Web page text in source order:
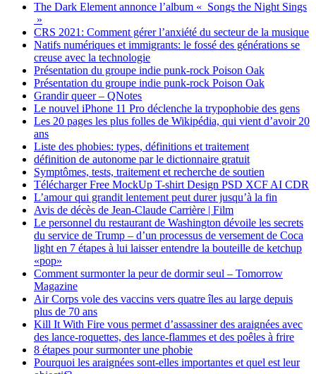
The Dark Element annonce l’album « Songs the Night Sings
»
CRS 2021: Comment gérer l’anxiété du secteur de la musique
Natifs numériques et immigrants: le fossé des générations se
creuse avec la technologie
Présentation du groupe indie punk-rock Poison Oak
Présentation du groupe indie punk-rock Poison Oak
Grandir queer – QNotes
Le nouvel iPhone 11 Pro déclenche la trypophobie des gens
Les 20 pages les plus folles de Wikipédia, qui vient d’avoir 20
ans
Liste des phobies: types, définitions et traitement
définition de autonome par le dictionnaire gratuit
Symptômes, tests, traitement et recherche de soutien
Télécharger Free MockUp T-shirt Design PSD XCF AI CDR
L’amour qui grandit lentement peut durer jusqu’à la fin
Avis de décès de Jean-Claude Carrière | Film
Le personnel du restaurant de Washington dévoile les secrets
du service de Trump – d’un processus de versement de Coca
light en 7 étapes à lui laisser entendre la bouteille de ketchup
«pop»
Comment surmonter la peur de dormir seul – Tomorrow
Magazine
Air Corps vole des vaccins vers quatre îles au large depuis
plus de 70 ans
Kill It With Fire vous permet d’assassiner des araignées avec
des lance-roquettes, des lance-flammes et des poêles à frire
8 étapes pour surmonter une phobie
Pourquoi les araignées sont-elles importantes et quel est leur